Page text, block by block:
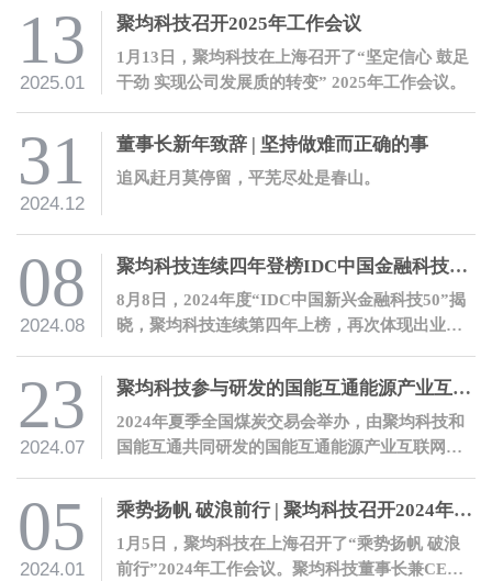
13
2025.01
聚均科技召开2025年工作会议
1月13日，聚均科技在上海召开了“坚定信心 鼓足
干劲 实现公司发展质的转变” 2025年工作会议。
31
2024.12
董事长新年致辞 | 坚持做难而正确的事
追风赶月莫停留，平芜尽处是春山。
08
2024.08
聚均科技连续四年登榜IDC中国金融科技榜单
8月8日，2024年度“IDC中国新兴金融科技50”揭
晓，聚均科技连续第四年上榜，再次体现出业界
23
2024.07
聚均科技参与研发的国能互通能源产业互联网平台正式发布
2024年夏季全国煤炭交易会举办，由聚均科技和
国能互通共同研发的国能互通能源产业互联网平
05
2024.01
乘势扬帆 破浪前行 | 聚均科技召开2024年工作会议
1月5日，聚均科技在上海召开了“乘势扬帆 破浪
前行”2024年工作会议。聚均科技董事长兼CEO